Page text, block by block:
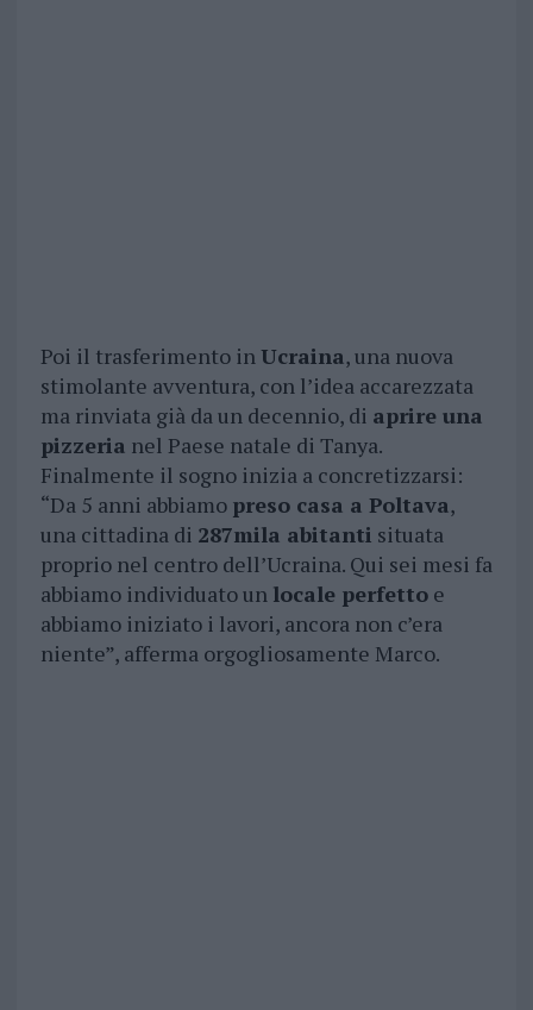
Poi il trasferimento inUcraina, una nuova
stimolante avventura, con l’idea accarezzata
ma rinviata già da un decennio, di aprire una
pizzeria nel Paese natale di Tanya.
Finalmente il sogno inizia a concretizzarsi:
“Da 5 anni abbiamo preso casa a Poltava,
una cittadina di 287mila abitanti situata
proprio nel centro dell’Ucraina. Qui sei mesi fa
abbiamo individuato un locale perfettoe
abbiamo iniziato i lavori, ancora non c’era
niente”, afferma orgogliosamente Marco.